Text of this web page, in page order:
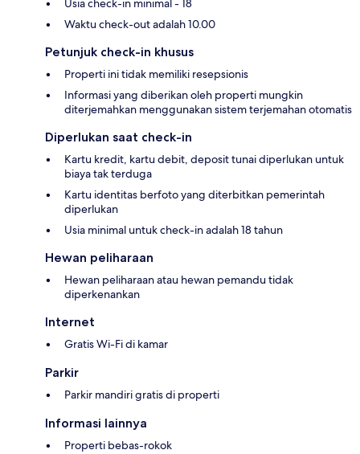
Usia check-in minimal - 18
Waktu check-out adalah 10.00
Petunjuk check-in khusus
Properti ini tidak memiliki resepsionis
Informasi yang diberikan oleh properti mungkin
diterjemahkan menggunakan sistem terjemahan otomatis
Diperlukan saat check-in
Kartu kredit, kartu debit, deposit tunai diperlukan untuk
biaya tak terduga
Kartu identitas berfoto yang diterbitkan pemerintah
diperlukan
Usia minimal untuk check-in adalah 18 tahun
Hewan peliharaan
Hewan peliharaan atau hewan pemandu tidak
diperkenankan
Internet
Gratis Wi-Fi di kamar
Parkir
Parkir mandiri gratis di properti
Informasi lainnya
Properti bebas-rokok